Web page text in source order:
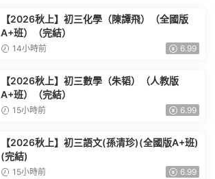
【2026秋上】初三化學（陳譚飛）（全國版
A+班）（完結）
14小時前 6.99
【2026秋上】初三數學（朱韬）（人教版
A+班）（完結）
15小時前 6.99
【2026秋上】初三語文(孫清珍)(全國版A+班)
(完結)
15小時前 6.99